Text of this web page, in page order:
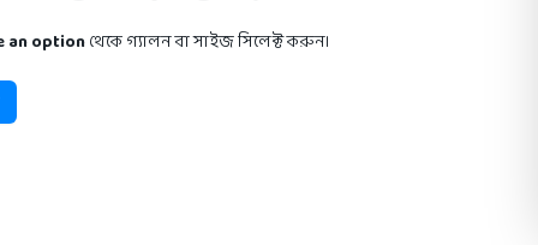
an optionথেকে গ্যালন বা সাইজ সিলেক্ট করুন।